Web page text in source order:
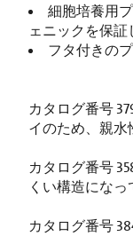
細胞培養用
ェニックを保証
フタ付きの
カタログ番号
イのため、親水
カタログ番号
くい構造にな
カタログ番号